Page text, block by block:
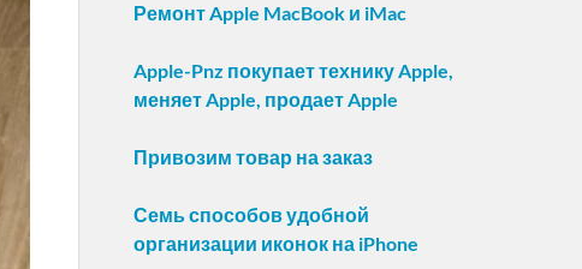
Ремонт Apple MacBook и iMac
Apple-Pnz покупает технику Apple,
меняет Apple, продает Apple
Привозим товар на заказ
Семь способов удобной
организации иконок на iPhone